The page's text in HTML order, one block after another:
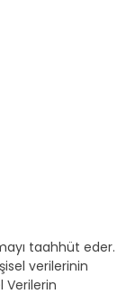
taahhüt eder.
verilerinin
Verilerin